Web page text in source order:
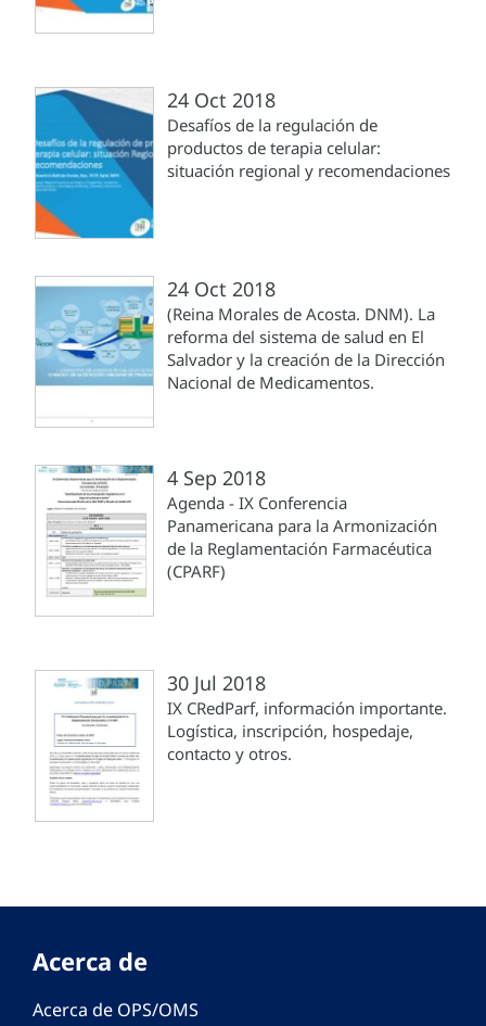
24 Oct 2018
Desafíos de la regulación de
productos de terapia celular:
situación regional y recomendaciones
24 Oct 2018
(Reina Morales de Acosta. DNM). La
reforma del sistema de salud en El
Salvador y la creación de la Dirección
Nacional de Medicamentos.
4 Sep 2018
Agenda - IX Conferencia
Panamericana para la Armonización
de la Reglamentación Farmacéutica
(CPARF)
30 Jul 2018
IX CRedParf, información importante.
Logística, inscripción, hospedaje,
contacto y otros.
Acerca de
Acerca de OPS/OMS